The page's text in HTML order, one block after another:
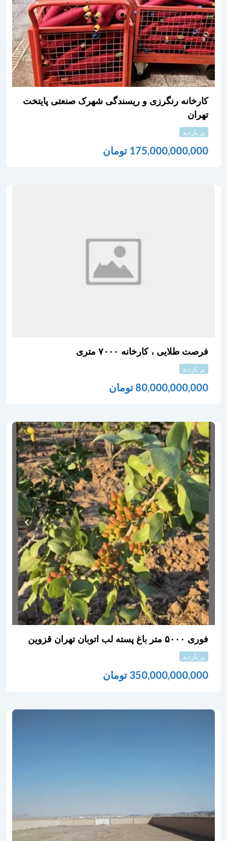
کارخانه رنگرزی و ریسندگی شهرک صنعتی پایتخت
تهران
پر بازدید
175,000,000,000 تومان
فرصت طلایی ، کارخانه ۷۰۰۰ متری
پر بازدید
80,000,000,000 تومان
فوری ۵۰۰۰ متر باغ پسته لب اتوبان تهران قزوین
پر بازدید
350,000,000,000 تومان